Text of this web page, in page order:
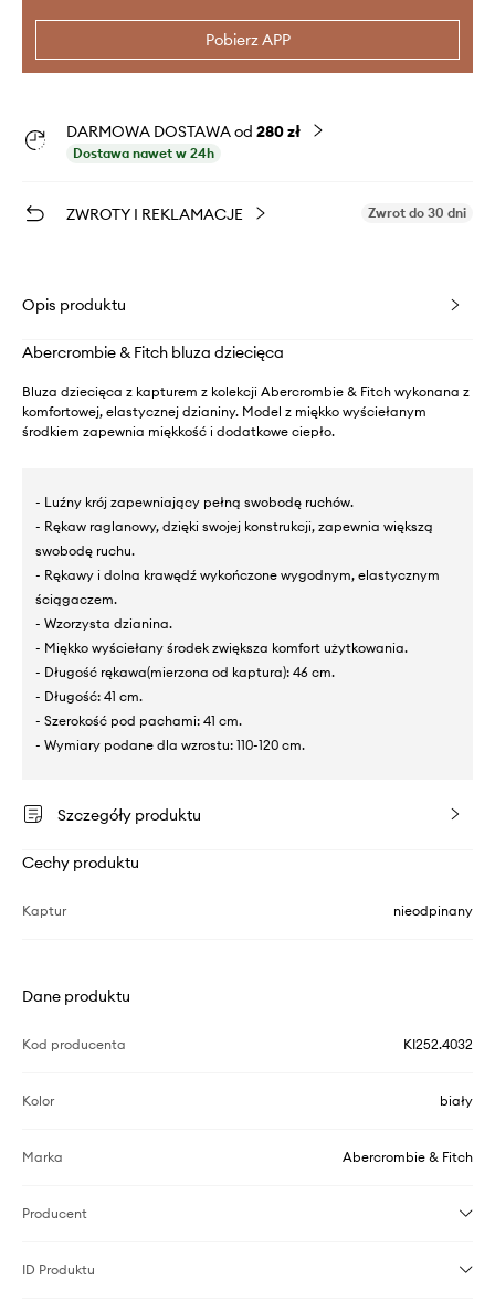
Pobierz APP
DARMOWA DOSTAWA od 280 zł
Dostawa nawet w 24h
ZWROTY I REKLAMACJE Zwrot do 30 dni
Opis produktu
Abercrombie & Fitch bluza dziecięca
Bluza dziecięca z kapturem z kolekcji Abercrombie & Fitch wykonana z
komfortowej, elastycznej dzianiny. Model z miękko wyściełanym
środkiem zapewnia miękkość i dodatkowe ciepło.
- Luźny krój zapewniający pełną swobodę ruchów.
- Rękaw raglanowy, dzięki swojej konstrukcji, zapewnia większą
swobodę ruchu.
- Rękawy i dolna krawędź wykończone wygodnym, elastycznym
ściągaczem.
- Wzorzysta dzianina.
- Miękko wyściełany środek zwiększa komfort użytkowania.
- Długość rękawa(mierzona od kaptura): 46 cm.
- Długość: 41 cm.
- Szerokość pod pachami: 41 cm.
- Wymiary podane dla wzrostu: 110-120 cm.
Szczegóły produktu
Cechy produktu
Kaptur nieodpinany
Dane produktu
Kod producenta KI252.4032
Kolor biały
Marka Abercrombie & Fitch
Producent
ID Produktu